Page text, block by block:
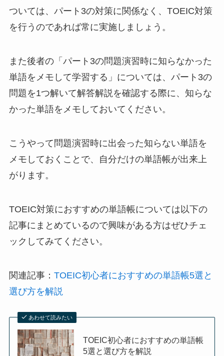
ついては、パート3の対策に関係なく、TOEIC対策
を行うのであれば常に実施しましょう。
また後者の「パート3の問題演習時に知らなかった
単語をメモして学習する」については、パート3の
問題を1つ解いて解答解説を確認する際に、知らな
かった単語をメモしておいてください。
こうやって問題演習時に出会った知らない単語を
メモしておくことで、自分だけの単語帳が出来上
がります。
TOEIC対策におすすめの単語帳については以下の
記事にまとめているので興味がある方はぜひチェ
ックしてみてください。
関連記事： TOEIC初心者におすすめの単語帳5選と
選び方を解説
あわせて読みたい
TOEIC初心者におすすめの単語帳
5選と選び方を解説